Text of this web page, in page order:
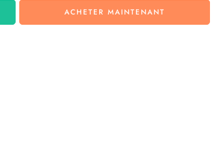
ACHETER MAINTENANT